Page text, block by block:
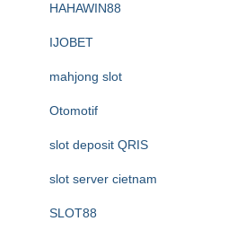
HAHAWIN88
IJOBET
mahjong slot
Otomotif
slot deposit QRIS
slot server cietnam
SLOT88